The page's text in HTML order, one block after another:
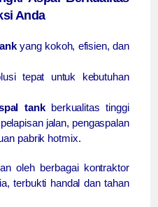
Anda
yang kokoh, efisien, dan
tepat untuk kebutuhan
tankberkualitas tinggi
jalan, pengaspalan
pabrik hotmix.
oleh berbagai kontraktor
terbukti handal dan tahan